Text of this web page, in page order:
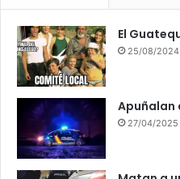
El
25/08/2024
Apuñalan
27/04/2025